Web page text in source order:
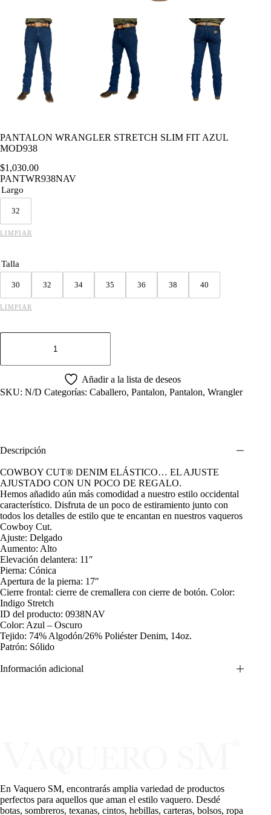
PANTALON WRANGLER STRETCH SLIM FIT AZUL
MOD938
$1,030.00
PANTWR938NAV
Largo
32
LIMPIAR
Talla
30 32 34 35 36 38 40
LIMPIAR
PANTALON
SLIM
AZUL
MOD938
Añadir a la lista de deseos
SKU: N/D Categorías: Caballero, Pantalon, Pantalon, Wrangler
Descripción
COWBOY CUT®️ DENIM ELÁSTICO… EL AJUSTE
AJUSTADO CON UN POCO DE REGALO.
Hemos añadido aún más comodidad a nuestro estilo occidental
característico. Disfruta de un poco de estiramiento junto con
todos los detalles de estilo que te encantan en nuestros vaqueros
Cowboy Cut.
Ajuste: Delgado
Aumento: Alto
Elevación delantera: 11″
Pierna: Cónica
Apertura de la pierna: 17″
Cierre frontal: cierre de cremallera con cierre de botón. Color:
Indigo Stretch
ID del producto: 0938NAV
Color: Azul – Oscuro
Tejido: 74% Algodón/26% Poliéster Denim, 14oz.
Patrón: Sólido
Información adicional
En Vaquero SM, encontrarás amplia variedad de productos
perfectos para aquellos que aman el estilo vaquero. Desdé
botas, sombreros, texanas, cintos, hebillas, carteras, bolsos, ropa